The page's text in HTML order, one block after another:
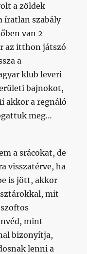
a zöldek
íratlan szabály
van 2
az itthon játszó
a
klub leveri
bajnokot,
akkor a regnáló
meg…
a srácokat, de
visszatérve, ha
is jött, akkor
mit
mint
bizonyítja,
lenni a